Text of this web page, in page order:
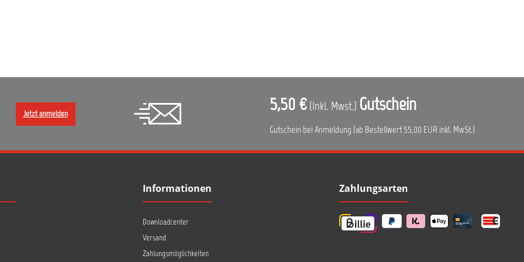
Jetzt anmelden 5,50 € (Inkl. Mwst.) Gutschein
Gutschein bei Anmeldung (ab Bestellwert 55,00 EUR inkl. MwSt.)
Informationen
Downloadcenter
Versand
Zahlungsmöglichkeiten
Zahlungsarten